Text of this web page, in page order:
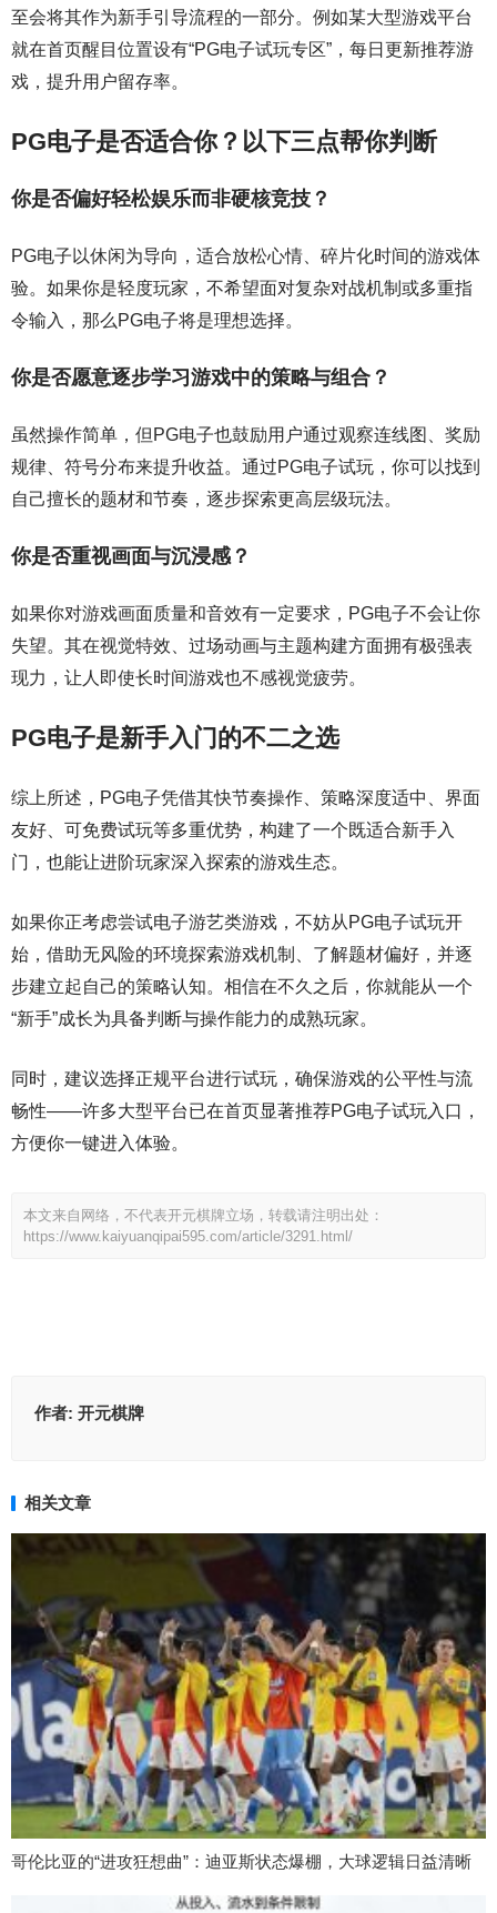
至会将其作为新手引导流程的一部分。例如某大型游戏平台
就在首页醒目位置设有“PG电子试玩专区”，每日更新推荐游
戏，提升用户留存率。
PG电子是否适合你？以下三点帮你判断
你是否偏好轻松娱乐而非硬核竞技？
PG电子以休闲为导向，适合放松心情、碎片化时间的游戏体
验。如果你是轻度玩家，不希望面对复杂对战机制或多重指
令输入，那么PG电子将是理想选择。
你是否愿意逐步学习游戏中的策略与组合？
虽然操作简单，但PG电子也鼓励用户通过观察连线图、奖励
规律、符号分布来提升收益。通过PG电子试玩，你可以找到
自己擅长的题材和节奏，逐步探索更高层级玩法。
你是否重视画面与沉浸感？
如果你对游戏画面质量和音效有一定要求，PG电子不会让你
失望。其在视觉特效、过场动画与主题构建方面拥有极强表
现力，让人即使长时间游戏也不感视觉疲劳。
PG电子是新手入门的不二之选
综上所述，PG电子凭借其快节奏操作、策略深度适中、界面
友好、可免费试玩等多重优势，构建了一个既适合新手入
门，也能让进阶玩家深入探索的游戏生态。
如果你正考虑尝试电子游艺类游戏，不妨从PG电子试玩开
始，借助无风险的环境探索游戏机制、了解题材偏好，并逐
步建立起自己的策略认知。相信在不久之后，你就能从一个
“新手”成长为具备判断与操作能力的成熟玩家。
同时，建议选择正规平台进行试玩，确保游戏的公平性与流
畅性——许多大型平台已在首页显著推荐PG电子试玩入口，
方便你一键进入体验。
本文来自网络，不代表开元棋牌立场，转载请注明出处：
https://www.kaiyuanqipai595.com/article/3291.html/
作者: 开元棋牌
相关文章
哥伦比亚的“进攻狂想曲”：迪亚斯状态爆棚，大球逻辑日益清晰